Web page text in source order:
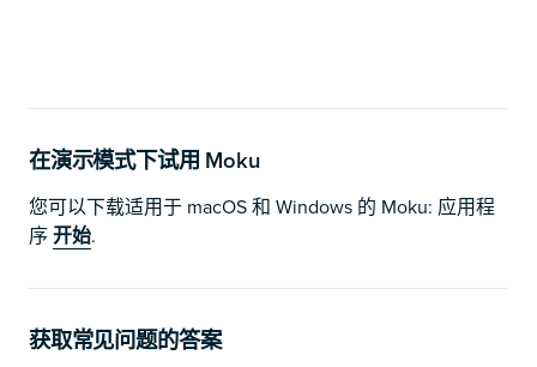
在演示模式下试用 Moku
您可以下载适用于 macOS 和 Windows 的 Moku: 应用程
序开始.
获取常见问题的答案